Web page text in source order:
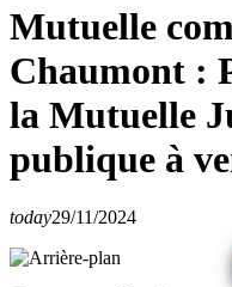
Mutuelle
Chaumont :
la Mutuelle
publique à
today29/11/2024